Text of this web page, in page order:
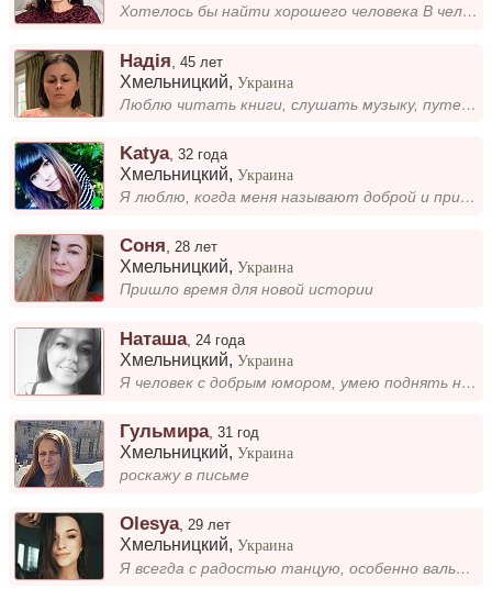
Хотелось бы найти хорошего человека В человеке ценю доброту. и ум
Надія ,45 лет
Хмельницкий,Украина
Люблю читать книги, слушать музыку, путешествовать. не курю незлоупотребяю алкоголем, без жилищных проблем.
Katya,32 года
Хмельницкий,Украина
Я люблю, когда меня называют доброй и приветливой. Для меня важно быть собой и радовать окружающих своей улыбкой и добро...
Соня,28 лет
Хмельницкий,Украина
Пришло время для новой истории
Наташа, 24 года
Хмельницкий,Украина
Я человек с добрым юмором, умею поднять настроение окружающим, но при этом остаюсь скромной и ненавязчивой. Люблю находи...
Гульмира,31 год
Хмельницкий,Украина
роскажу в письме
Olesya,29 лет
Хмельницкий,Украина
Я всегда с радостью танцую, особенно вальс – чувствую, как музыка оживает в движениях. В свободное время люблю создавать...